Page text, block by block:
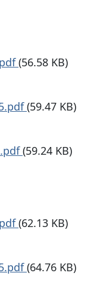
(56.58 KB)
(59.47 KB)
(59.24 KB)
(62.13 KB)
(64.76 KB)